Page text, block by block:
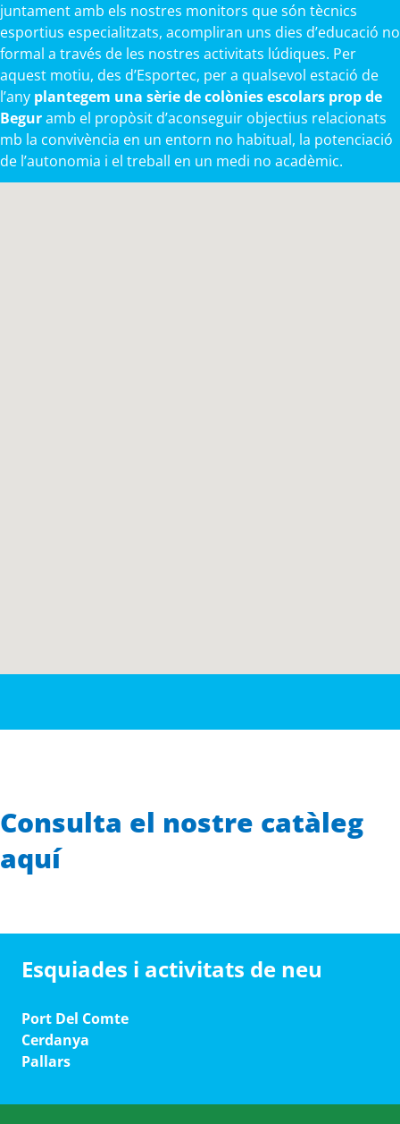
juntament amb els nostres monitors que són tècnics
esportius especialitzats, acompliran uns dies d’educació no
formal a través de les nostres activitats lúdiques. Per
aquest motiu, des d’Esportec, per a qualsevol estació de
l’any plantegem una sèrie de colònies escolars prop de
Beguramb el propòsit d’aconseguir objectius relacionats
mb la convivència en un entorn no habitual, la potenciació
de l’autonomia i el treball en un medi no acadèmic.
Consulta el nostre catàleg
aquí
Esquiades i activitats de neu
Port Del Comte
Cerdanya
Pallars